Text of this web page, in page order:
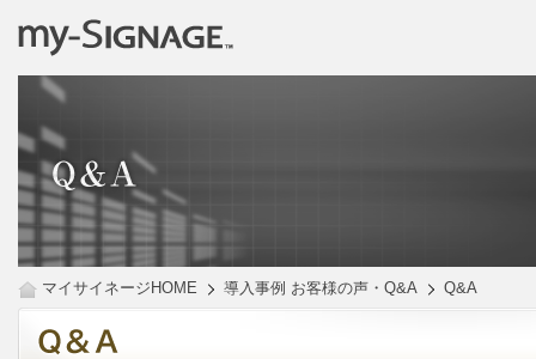
マイサイネージHOME 導入事例 お客様の声・Q&A Q&A